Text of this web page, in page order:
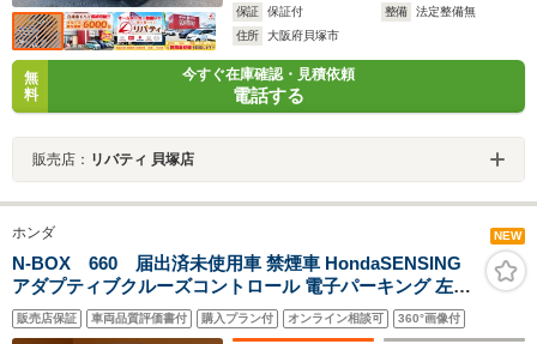
保証 保証付 整備
法定整備無
住所
大阪府貝塚市
無
料
今すぐ在庫確認・見積依頼
電話する
販売店： リバティ 貝塚店
ホンダ NEW
N-BOX 660 届出済未使用車 禁煙車 HondaSENSING
アダプティブクルーズコントロール 電子パーキング 左パ
ワースライドドア LEDヘッドライト スマートキー プッシ
ュスタート アイドリングストップ ステアリングスイッチ
販売店保証 車両品質評価書付 購入プラン付 オンライン相談可 360°画像付